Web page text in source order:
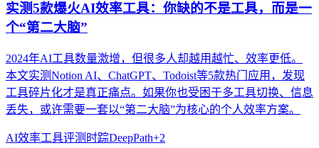
实测5款爆火AI效率工具：你缺的不是工具，而是一
个“第二大脑”
2024年AI工具数量激增，但很多人却越用越忙、效率更低。
本文实测Notion AI、ChatGPT、Todoist等5款热门应用，发现
工具碎片化才是真正痛点。如果你也受困于多工具切换、信息
丢失，或许需要一套以“第二大脑”为核心的个人效率方案。
AI效率工具评测 时踪DeepPath+2